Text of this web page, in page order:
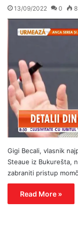
13/09/2022 0
Gigi Becali, vlasnik
Steaue iz Bukurešta,
zabraniti pristup
Read More »